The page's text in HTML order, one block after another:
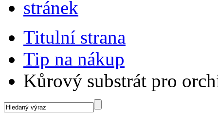
Titulní strana
Tip na nákup
Kůrový substrát pro